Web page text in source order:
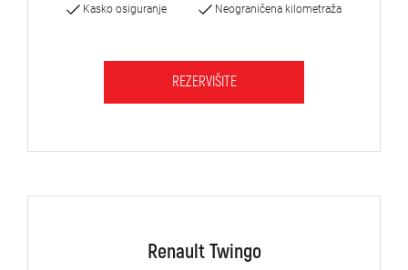
Kasko osiguranje
Neograničena kilometraža
REZERVIŠITE
Renault Twingo